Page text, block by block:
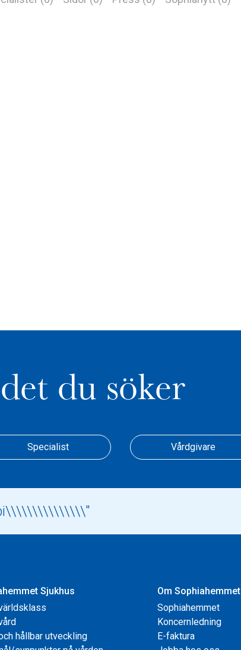
du söker
Specialist Vårdgivare
Sjukhus
hållbar utveckling
Om Sophiahemmet
Sophiahemmet
Koncernledning
E-faktura